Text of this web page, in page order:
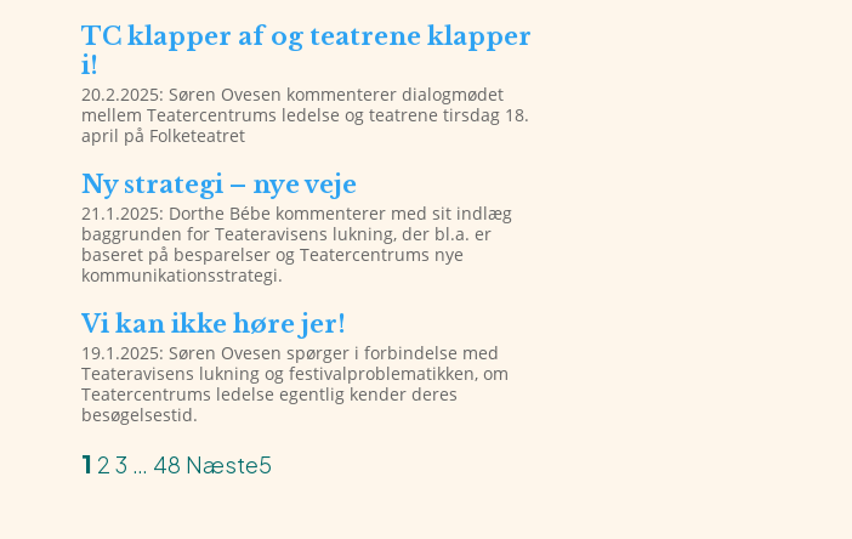
TC klapper af og teatrene klapper
i!
20.2.2025: Søren Ovesen kommenterer dialogmødet
mellem Teatercentrums ledelse og teatrene tirsdag 18.
april på Folketeatret
Ny strategi – nye veje
21.1.2025: Dorthe Bébe kommenterer med sit indlæg
baggrunden for Teateravisens lukning, der bl.a. er
baseret på besparelser og Teatercentrums nye
kommunikationsstrategi.
Vi kan ikke høre jer!
19.1.2025: Søren Ovesen spørger i forbindelse med
Teateravisens lukning og festivalproblematikken, om
Teatercentrums ledelse egentlig kender deres
besøgelsestid.
1 2 3 48 Næste